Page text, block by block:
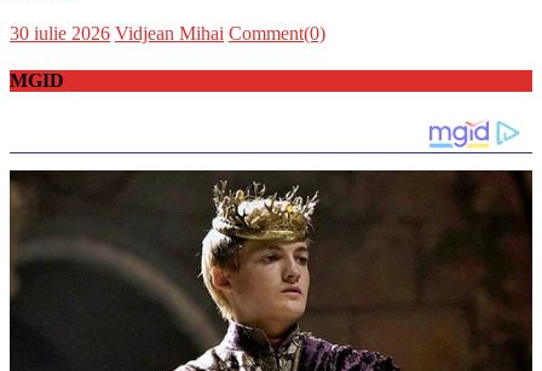
Posted
30 iulie 2026 Author
Vidjean Mihai Comment(0)
MGID